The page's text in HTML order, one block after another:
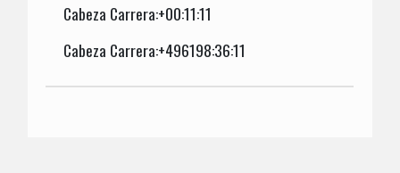
Cabeza Carrera:+00:11:11
Cabeza Carrera:+496198:36:11